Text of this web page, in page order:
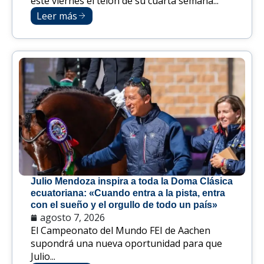
Leer más
Julio Mendoza inspira a toda la Doma Clásica
ecuatoriana: «Cuando entra a la pista, entra
con el sueño y el orgullo de todo un país»
agosto 7, 2026
El Campeonato del Mundo FEI de Aachen
supondrá una nueva oportunidad para que
Julio...